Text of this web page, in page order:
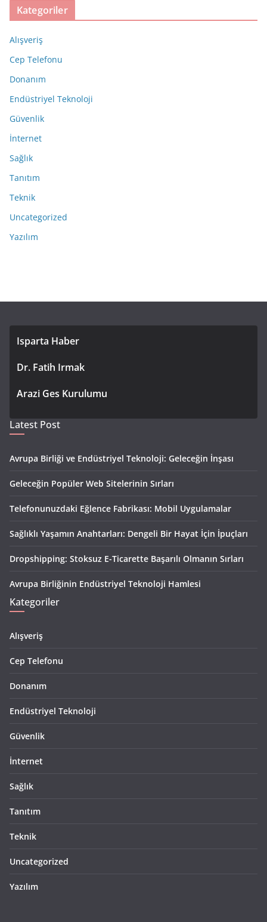
Kategoriler
Alışveriş
Cep Telefonu
Donanım
Endüstriyel Teknoloji
Güvenlik
İnternet
Sağlık
Tanıtım
Teknik
Uncategorized
Yazılım
Isparta Haber
Dr. Fatih Irmak
Arazi Ges Kurulumu
Latest Post
Avrupa Birliği ve Endüstriyel Teknoloji: Geleceğin İnşası
Geleceğin Popüler Web Sitelerinin Sırları
Telefonunuzdaki Eğlence Fabrikası: Mobil Uygulamalar
Sağlıklı Yaşamın Anahtarları: Dengeli Bir Hayat İçin İpuçları
Dropshipping: Stoksuz E-Ticarette Başarılı Olmanın Sırları
Avrupa Birliğinin Endüstriyel Teknoloji Hamlesi
Kategoriler
Alışveriş
Cep Telefonu
Donanım
Endüstriyel Teknoloji
Güvenlik
İnternet
Sağlık
Tanıtım
Teknik
Uncategorized
Yazılım